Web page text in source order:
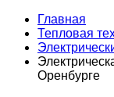
Главная
Тепловая
Оренбурге